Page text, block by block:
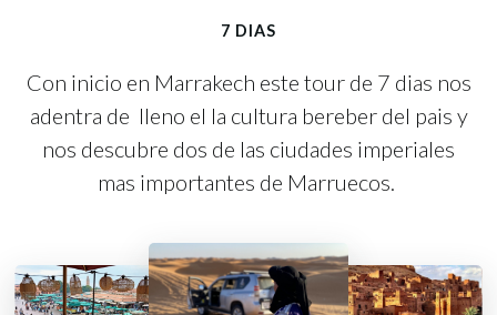
7 DIAS
Con inicio en Marrakech este tour de 7 dias nos
adentra de lleno el la cultura bereber del pais y
nos descubre dos de las ciudades imperiales
mas importantes de Marruecos.